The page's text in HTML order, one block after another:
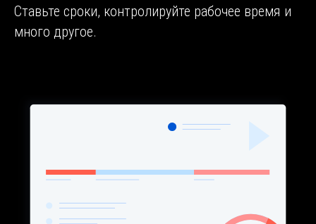
Ставьте сроки, контролируйте рабочее время и
много другое.